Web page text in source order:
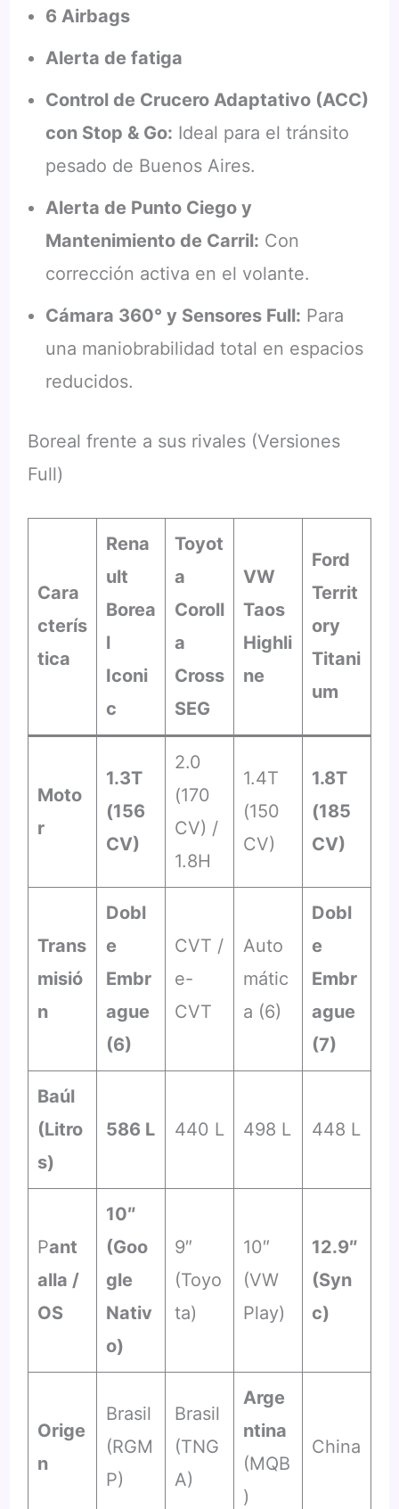
6 Airbags
Alerta de fatiga
Control de Crucero Adaptativo (ACC)
con Stop & Go: Ideal para el tránsito
pesado de Buenos Aires.
Alerta de Punto Ciego y
Mantenimiento de Carril: Con
corrección activa en el volante.
Cámara 360° y Sensores Full: Para
una maniobrabilidad total en espacios
reducidos.
Boreal frente a sus rivales (Versiones
Full)
Cara
cterís
tica
Rena
ult
Borea
l
Iconi
c
Toyot
a
Coroll
a
Cross
SEG
VW
Taos
Highli
ne
Ford
Territ
ory
Titani
um
Moto
r
1.3T
(156
CV)
2.0
(170
CV) /
1.8H
1.4T
(150
CV)
1.8T
(185
CV)
Trans
misió
n
Dobl
e
Embr
ague
(6)
CVT /
e-
CVT
Auto
mátic
a (6)
Dobl
e
Embr
ague
(7)
Baúl
(Litro
s)
586 L 440 L 498 L 448 L
Pant
alla /
OS
10″
(Goo
gle
Nativ
o)
9″
(Toyo
ta)
10″
(VW
Play)
12.9″
(Syn
c)
Orige
n
Brasil
(RGM
P)
Brasil
(TNG
A)
Arge
ntina
(MQB
)
China